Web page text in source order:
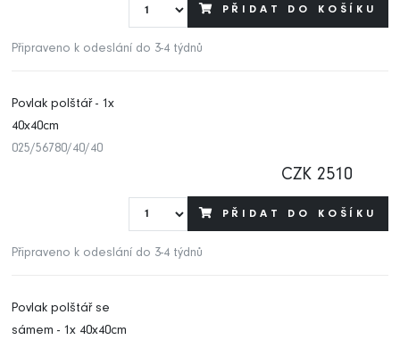
PŘIDAT DO KOŠÍKU
Připraveno k odeslání do 3-4 týdnů
Povlak polštář - 1x
40x40cm
025/56780/40/40
CZK 2510
PŘIDAT DO KOŠÍKU
Připraveno k odeslání do 3-4 týdnů
Povlak polštář se
sámem - 1x 40x40cm